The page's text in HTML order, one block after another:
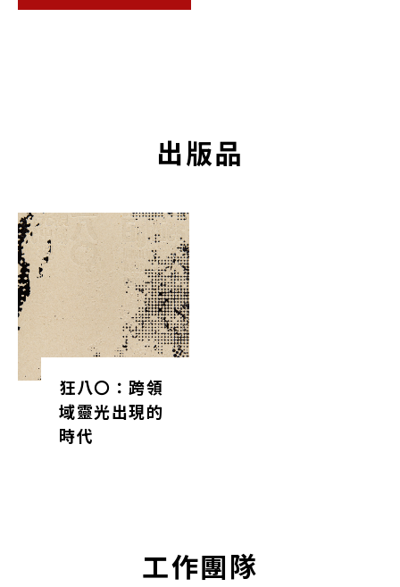
出版品
狂八〇：跨領
域靈光出現的
時代
工作團隊